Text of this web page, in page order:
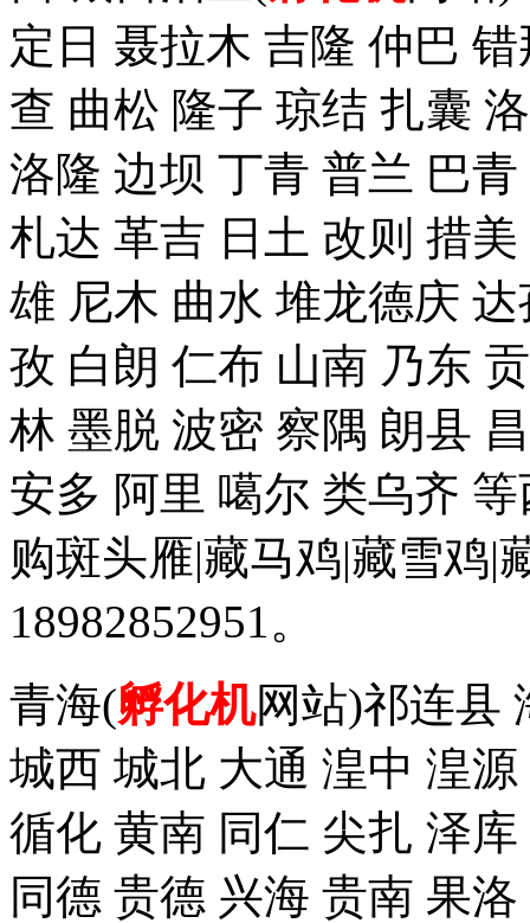
定日 聂拉木 吉隆 仲巴
查 曲松 隆子 琼结 扎囊
洛隆 边坝 丁青 普兰 巴
札达 革吉 日土 改则 措
雄 尼木 曲水 堆龙德庆
孜 白朗 仁布 山南 乃东
林 墨脱 波密 察隅 朗县
安多 阿里 噶尔 类乌齐
购斑头雁|藏马鸡|藏雪鸡|
18982852951。
青海(孵化机网站)祁连县
城西 城北 大通 湟中 湟
循化 黄南 同仁 尖扎 泽
同德 贵德 兴海 贵南 果